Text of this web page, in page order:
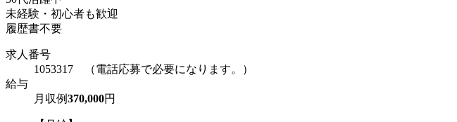
未経験・初心者も歓迎
履歴書不要
求人番号
1053317 （電話応募で必要になります。）
給与
月収例370,000円